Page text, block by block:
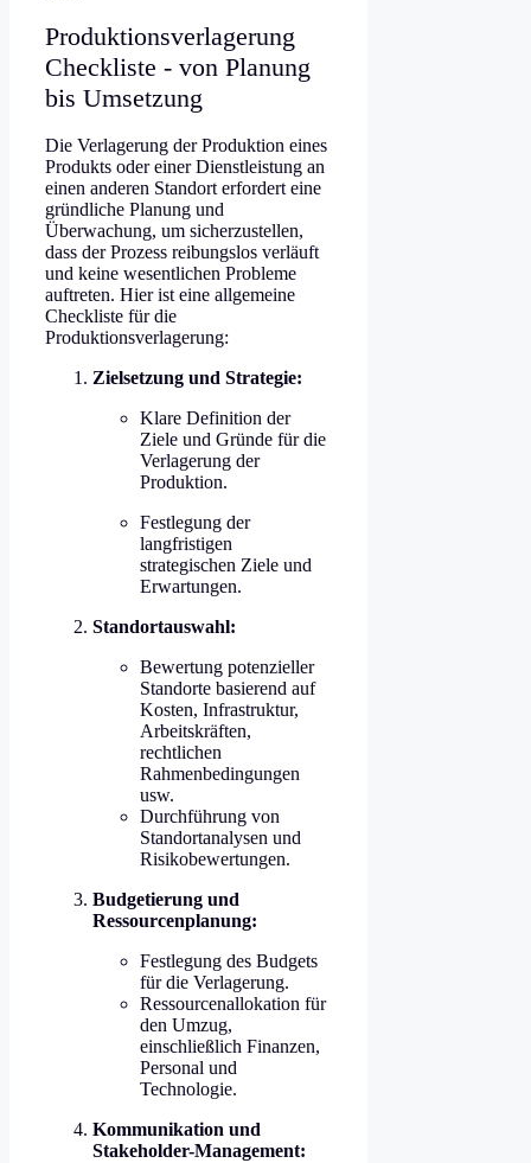
Produktionsverlagerung
Checkliste - von Planung
bis Umsetzung
Die Verlagerung der Produktion eines
Produkts oder einer Dienstleistung an
einen anderen Standort erfordert eine
gründliche Planung und
Überwachung, um sicherzustellen,
dass der Prozess reibungslos verläuft
und keine wesentlichen Probleme
auftreten. Hier ist eine allgemeine
Checkliste für die
Produktionsverlagerung:
Zielsetzung und Strategie:
Klare Definition der
Ziele und Gründe für die
Verlagerung der
Produktion.
Festlegung der
langfristigen
strategischen Ziele und
Erwartungen.
Standortauswahl:
Bewertung potenzieller
Standorte basierend auf
Kosten, Infrastruktur,
Arbeitskräften,
rechtlichen
Rahmenbedingungen
usw.
Durchführung von
Standortanalysen und
Risikobewertungen.
Budgetierung und
Ressourcenplanung:
Festlegung des Budgets
für die Verlagerung.
Ressourcenallokation für
den Umzug,
einschließlich Finanzen,
Personal und
Technologie.
Kommunikation und
Stakeholder-Management: